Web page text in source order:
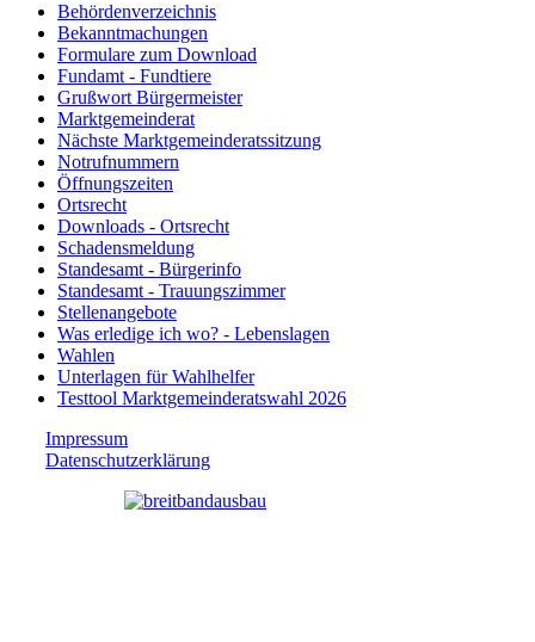
Behördenverzeichnis
Bekanntmachungen
Formulare zum Download
Fundamt - Fundtiere
Grußwort Bürgermeister
Marktgemeinderat
Nächste Marktgemeinderatssitzung
Notrufnummern
Öffnungszeiten
Ortsrecht
Downloads - Ortsrecht
Schadensmeldung
Standesamt - Bürgerinfo
Standesamt - Trauungszimmer
Stellenangebote
Was erledige ich wo? - Lebenslagen
Wahlen
Unterlagen für Wahlhelfer
Testtool Marktgemeinderatswahl 2026
Impressum
Datenschutzerklärung